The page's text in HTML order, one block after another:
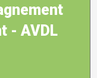
- AVDL